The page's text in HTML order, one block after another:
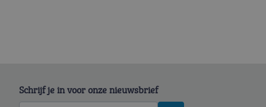
Schrijf je in voor onze nieuwsbrief